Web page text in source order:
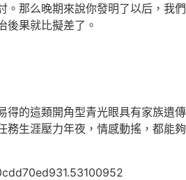
。那么晚期來說你發明了以后，我
後果就比擬差了。
的這類開角型青光眼具有家族遺傳
務生涯壓力年夜，情感動搖，都能